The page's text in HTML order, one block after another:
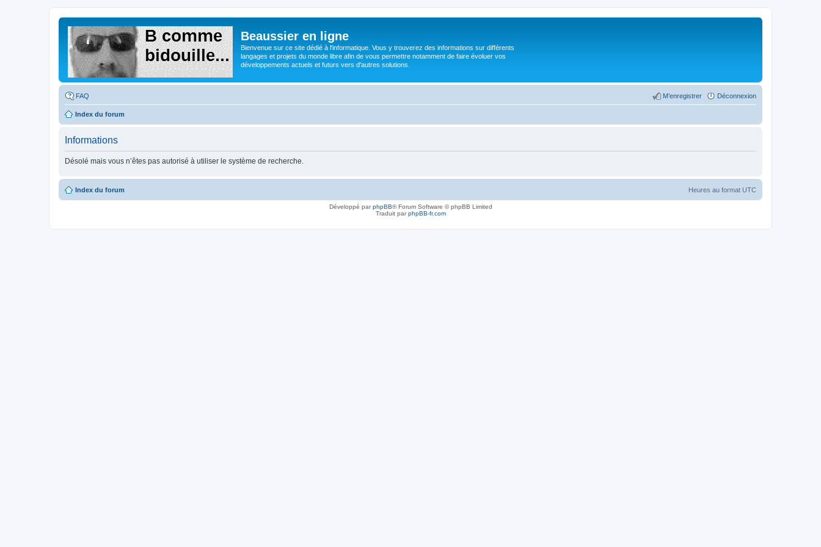
Beaussier en ligne
Bienvenue sur ce site dédié à l'informatique. Vous y trouverez des informations sur différents
langages et projets du monde libre afin de vous permettre notamment de faire évoluer vos
développements actuels et futurs vers d'autres solutions.
FAQ Déconnexion
M’enregistrer
Index du forum
Informations
Désolé mais vous n’êtes pas autorisé à utiliser le système de recherche.
Index du forum Heures au format UTC
Développé parphpBB® Forum Software © phpBB Limited
Traduit parphpBB-fr.com